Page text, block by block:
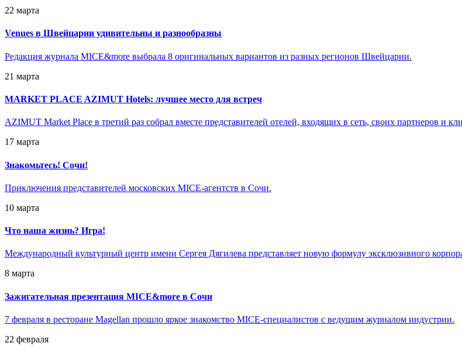
22 марта
Venues в Швейцарии удивительны и разнообразны
Редакция журнала MICE&more выбрала 8 оригинальных вариантов из разных регионов Швейцарии.
21 марта
MARKET PLACE AZIMUT Hotels: лучшее место для встреч
AZIMUT Market Place в третий раз собрал вместе представителей отелей, входящих в сеть, своих партнеров и
17 марта
Знакомьтесь! Сочи!
Приключения представителей московских MICE-агентств в Сочи.
10 марта
Что наша жизнь? Игра!
Международный культурный центр имени Сергея Дягилева представляет новую формулу эксклюзивного
8 марта
Зажигательная презентация MICE&more в Сочи
7 февраля в ресторане Magellan прошло яркое знакомство MICE-специалистов с ведущим журналом индустрии.
22 февраля